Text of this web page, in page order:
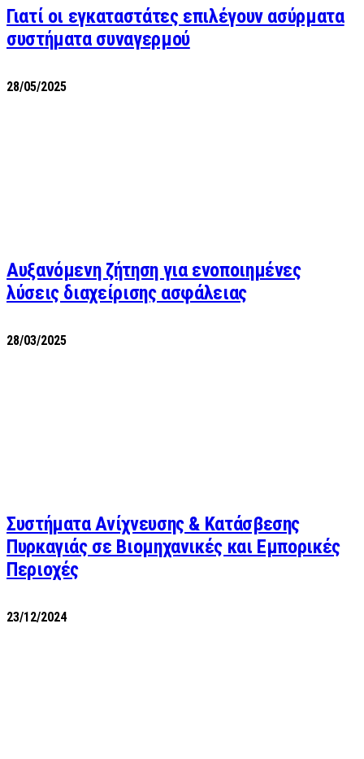
Γιατί οι εγκαταστάτες επιλέγουν ασύρματα
συστήματα συναγερμού
28/05/2025
Αυξανόμενη ζήτηση για ενοποιημένες
λύσεις διαχείρισης ασφάλειας
28/03/2025
Συστήματα Ανίχνευσης & Κατάσβεσης
Πυρκαγιάς σε Βιομηχανικές και Εμπορικές
Περιοχές
23/12/2024